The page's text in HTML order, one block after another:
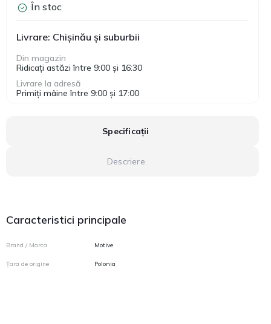
În stoc
Livrare: Chișinău și suburbii
Din magazin
Ridicați astăzi între 9:00 și 16:30
Livrare la adresă
Primiți mâine între 9:00 și 17:00
Specificații
Descriere
Caracteristici principale
Brand / Marca Motive
Țara de origine Polonia